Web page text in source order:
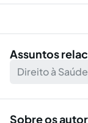
Assuntos
Direito à Saúde
Sobre os